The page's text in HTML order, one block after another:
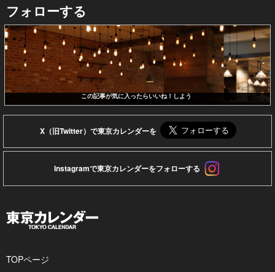
フォローする
この記事が気に入ったらいいね！しよう
X（旧Twitter）で東京カレンダーを
Instagramで東京カレンダーをフォローする
TOPページ